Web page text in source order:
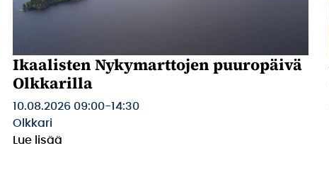
Ikaalisten Nykymarttojen puuropäivä
Olkkarilla
10.08.2026 09:00-14:30
Olkkari
Lue lisää